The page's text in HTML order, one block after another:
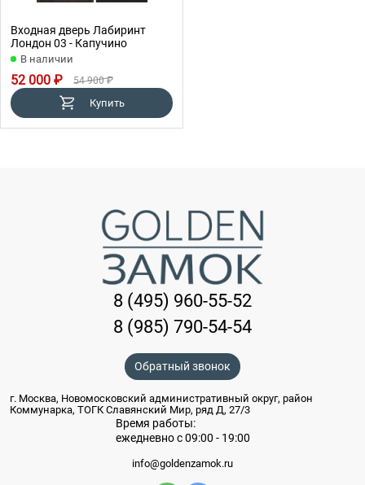
Входная дверь Лабиринт
Лондон 03 - Капучино
В наличии
52 000 ₽ 54 900 ₽
Купить
8 (495) 960-55-52
8 (985) 790-54-54
Обратный звонок
г. Москва, Новомосковский административный округ, район
Коммунарка, ТОГК Славянский Мир, ряд Д, 27/3
Время работы:
ежедневно с 09:00 - 19:00
info@goldenzamok.ru